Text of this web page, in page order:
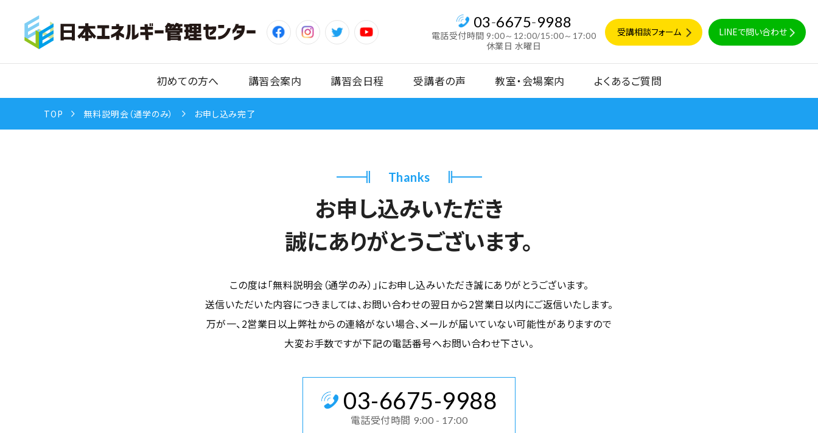
03-6675-9988
電話受付時間 9:00～12:00/15:00～17:00
休業日 水曜日
受講相談フォーム LINEで問い合わせ
初めての方へ 講習会案内 講習会日程 受講者の声 教室・会場案内 よくあるご質問
TOP 無料説明会（通学のみ） お申し込み完了
Thanks
お申し込みいただき
誠にありがとうございます。
この度は「無料説明会（通学のみ）」にお申し込みいただき誠にありがとうございます。
送信いただいた内容につきましては、お問い合わせの翌日から2営業日以内にご返信いたします。
万が一、2営業日以上弊社からの連絡がない場合、メールが届いていない可能性がありますので
大変お手数ですが下記の電話番号へお問い合わせ下さい。
03-6675-9988
電話受付時間 9:00 - 17:00